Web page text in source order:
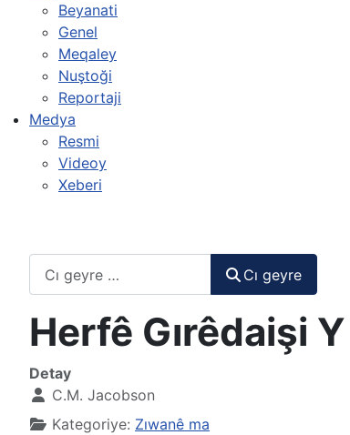
Beyanati
Genel
Meqaley
Nuştoği
Reportaji
Medya
Resmi
Videoy
Xeberi
Cı geyre
Herfê Gırêdaişi
Detay
C.M. Jacobson
Kategoriye: Zıwanê ma